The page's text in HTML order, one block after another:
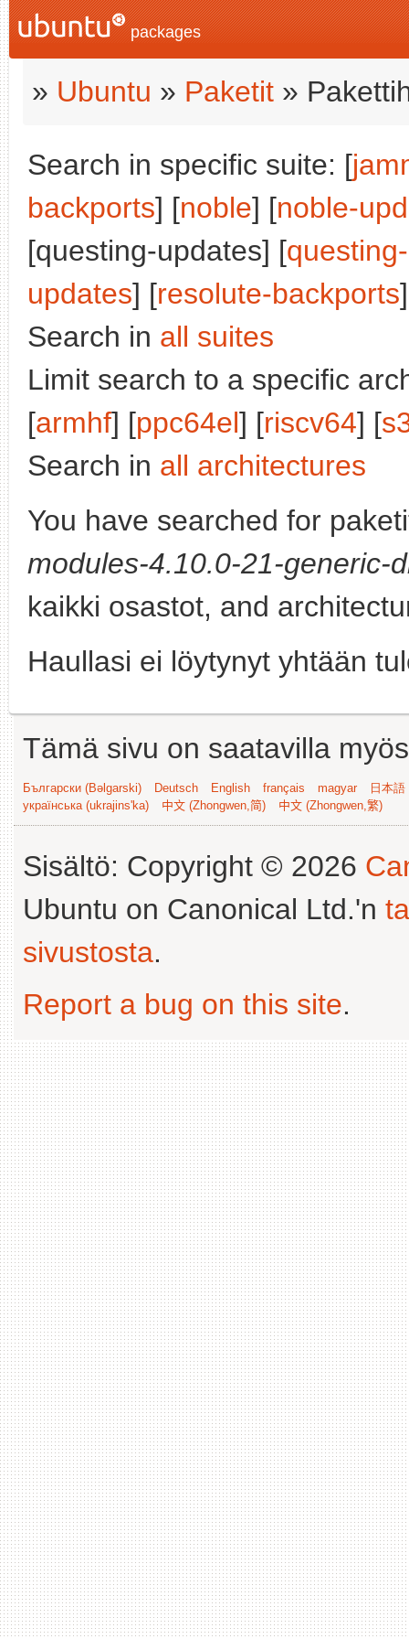
packages
» Ubuntu » Paketit »
Search in specific suite: [
backports] [noble] [noble-
[questing-updates] [
updates] [resolute-backports
Search in all suites
Limit search to a specific
[armhf] [ppc64el] [riscv64] [
Search in all architectures
You have searched for
modules-4.10.0-21-generic-
kaikki osastot, and
Haullasi ei löytynyt yhtään
Tämä sivu on saatavilla
Български (Bəlgarski) Deutsch English français magyar
日本
українська (ukrajins'ka)
中文 (Zhongwen,简) 中文 (Zhongwen,繁)
Sisältö: Copyright © 2026
Ubuntu on Canonical Ltd.'n
sivustosta.
Report a bug on this site.